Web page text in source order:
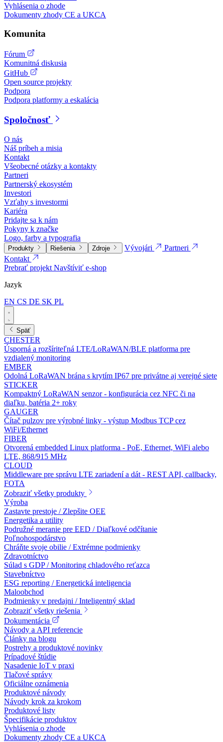
Vyhlásenia o zhode
Dokumenty zhody CE a UKCA
Komunita
Fórum
Komunitná diskusia
GitHub
Open source projekty
Podpora
Podpora platformy a eskalácia
Spoločnosť
O nás
Náš príbeh a misia
Kontakt
Všeobecné otázky a kontakty
Partneri
Partnerský ekosystém
Investori
Vzťahy s investormi
Kariéra
Pridajte sa k nám
Pokyny k značke
Logo, farby a typografia
Produkty Riešenia Zdroje Vývojári
Partneri
Kontakt
Prebrať projektNavštíviť e-shop
Jazyk
EN CS DE SK PL
Späť
CHESTER
Úsporná a rozšíriteľná LTE/LoRaWAN/BLE platforma pre
vzdialený monitoring
EMBER
Odolná LoRaWAN brána s krytím IP67 pre privátne aj verejné siete
STICKER
Kompaktný LoRaWAN senzor - konfigurácia cez NFC či na
diaľku, batéria 2+ roky
GAUGER
Čítač pulzov pre výrobné linky - výstup Modbus TCP cez
WiFi/Ethernet
FIBER
Otvorená embedded Linux platforma - PoE, Ethernet, WiFi alebo
LTE, 868/915 MHz
CLOUD
Middleware pre správu LTE zariadení a dát - REST API, callbacky,
FOTA
Zobraziť všetky produkty
Výroba
Zastavte prestoje / Zlepšite OEE
Energetika a utility
Podružné meranie pre EED / Diaľkové odčítanie
Poľnohospodárstvo
Chráňte svoje obilie / Extrémne podmienky
Zdravotníctvo
Súlad s GDP / Monitoring chladového reťazca
Stavebníctvo
ESG reporting / Energetická inteligencia
Maloobchod
Podmienky v predajni / Inteligentný sklad
Zobraziť všetky riešenia
Dokumentácia
Návody a API referencie
Články na blogu
Postrehy a produktové novinky
Prípadové štúdie
Nasadenie IoT v praxi
Tlačové správy
Oficiálne oznámenia
Produktové návody
Návody krok za krokom
Produktové listy
Špecifikácie produktov
Vyhlásenia o zhode
Dokumenty zhody CE a UKCA